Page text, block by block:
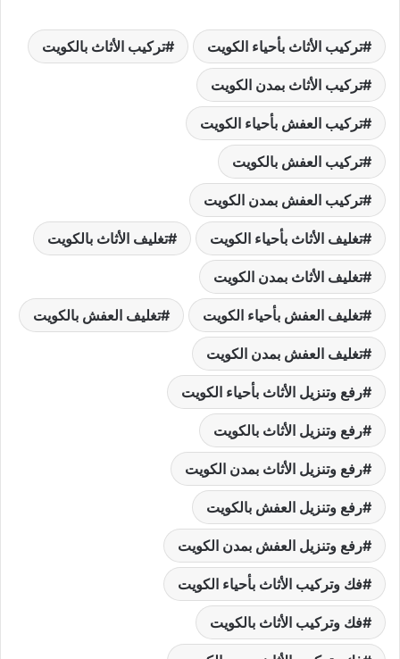
تركيب الأثاث بأحياء الكويت تركيب الأثاث بالكويت
تركيب الأثاث بمدن الكويت
تركيب العفش بأحياء الكويت
تركيب العفش بالكويت
تركيب العفش بمدن الكويت
تغليف الأثاث بأحياء الكويت تغليف الأثاث بالكويت
تغليف الأثاث بمدن الكويت
تغليف العفش بأحياء الكويت تغليف العفش بالكويت
تغليف العفش بمدن الكويت
رفع وتنزيل الأثاث بأحياء الكويت
رفع وتنزيل الأثاث بالكويت
رفع وتنزيل الأثاث بمدن الكويت
رفع وتنزيل العفش بالكويت
رفع وتنزيل العفش بمدن الكويت
فك وتركيب الأثاث بأحياء الكويت
فك وتركيب الأثاث بالكويت